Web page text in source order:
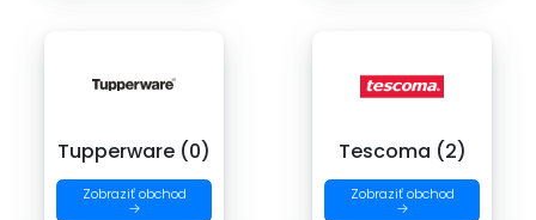
Tupperware (0)
Zobraziť obchod
→
Tescoma (2)
Zobraziť obchod
→